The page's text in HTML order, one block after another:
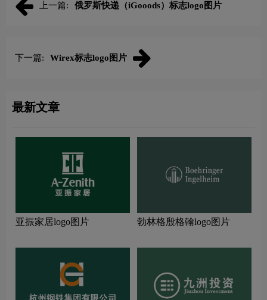
上一篇: 俄罗斯快递（iGooods）标志logo图片
下一篇: Wirex标志logo图片
最新文章
亚振家居logo图片 勃林格殷格翰logo图片